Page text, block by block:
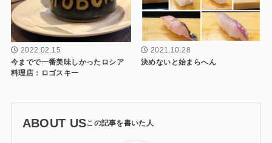
2022.02.15
今までで一番美味しかったロシア
料理店：ロゴスキー
2021.10.28
決めないと始まらへん
ABOUT US